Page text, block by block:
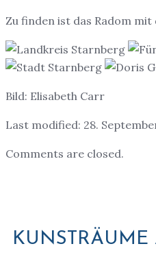
Zu finden ist das Radom
Bild: Elisabeth Carr
Last modified: 28.
Comments are closed.
KUNSTRÄUME